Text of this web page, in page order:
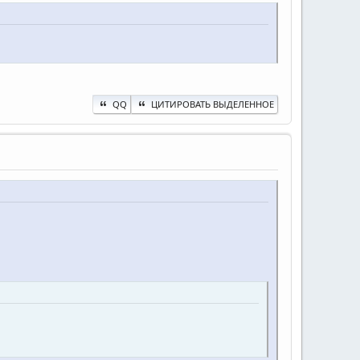
QQ ЦИТИРОВАТЬ ВЫДЕЛЕННОЕ